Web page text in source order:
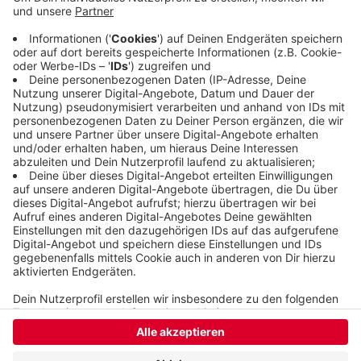
Fällen. Schon vor über zwei Jahren wurde sie dafür
rechtskräftig verurteilt. Aber: Die Frau konnte die
Geldstrafe bezahlen und damit eine
Ersatzfreiheitsstrafe von 100 Tagen abwenden.
Veröffentlicht:Montag, 14.10.2024 12:32
Anzeige
Anzeige